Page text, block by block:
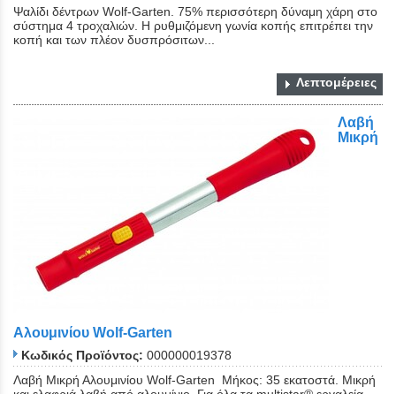
Ψαλίδι δέντρων Wolf-Garten. 75% περισσότερη δύναμη χάρη στο
σύστημα 4 τροχαλιών. Η ρυθμιζόμενη γωνία κοπής επιτρέπει την
κοπή και των πλέον δυσπρόσιτων...
Λεπτομέρειες
Λαβή
Μικρή
Αλουμινίου Wolf-Garten
Κωδικός Προϊόντος: 000000019378
Λαβή Μικρή Αλουμινίου Wolf-Garten Μήκος: 35 εκατοστά. Μικρή